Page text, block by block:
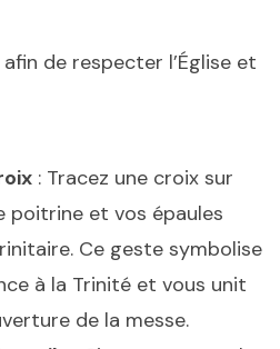
de respecter l’Église et
: Tracez une croix sur
et vos épaules
Ce geste symbolise
à la Trinité et vous unit
de la messe.